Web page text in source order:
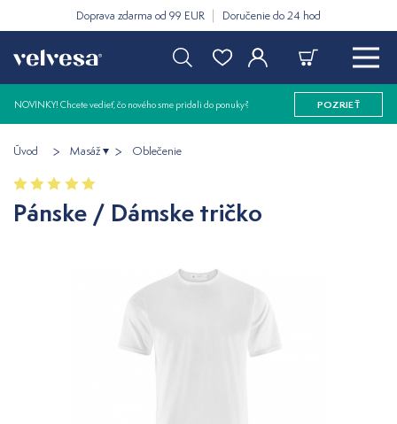
Doprava zdarma od 99 EUR Doručenie do 24 hod
NOVINKY! Chcete vedieť, čo nového sme pridali do ponuky? POZRIEŤ
Úvod Masáž Oblečenie
Pánske / Dámske tričko